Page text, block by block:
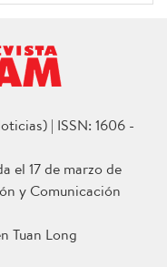
| ISSN: 1606 -
el 17 de marzo de
y Comunicación
Tuan Long